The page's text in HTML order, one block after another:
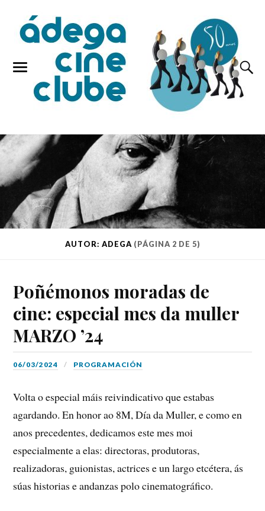
AUTOR: ADEGA (PÁGINA 2 DE 5)
Poñémonos moradas de
cine: especial mes da muller
MARZO ’24
06/03/2024 PROGRAMACIÓN
Volta o especial máis reivindicativo que estabas
agardando. En honor ao 8M, Día da Muller, e como en
anos precedentes, dedicamos este mes moi
especialmente a elas: directoras, produtoras,
realizadoras, guionistas, actrices e un largo etcétera, ás
súas historias e andanzas polo cinematográfico.